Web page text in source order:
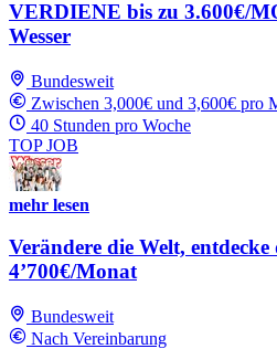
VERDIENE bis zu 3.600€/
Wesser
Bundesweit
Zwischen 3,000€ und 3,600€ pro
40 Stunden pro Woche
TOP JOB
mehr lesen
Verändere die Welt,
4’700€/Monat
Bundesweit
Nach Vereinbarung